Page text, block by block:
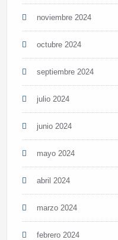
noviembre 2024
octubre 2024
septiembre 2024
julio 2024
junio 2024
mayo 2024
abril 2024
marzo 2024
febrero 2024